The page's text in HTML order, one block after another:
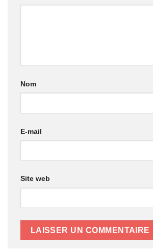
Nom
E-mail
Site web